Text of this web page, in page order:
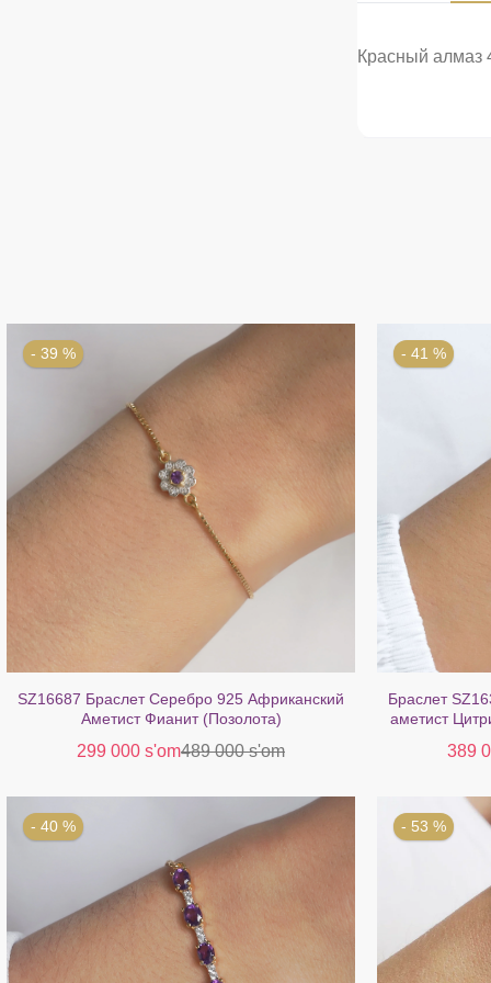
Красный алмаз
- 39 %
SZ16687 Браслет Серебро 925 Африканский
Аметист Фианит (Позолота)
299 000 s'om489 000 s'om
- 40 %
- 41 %
Браслет
аметист
389
- 53 %